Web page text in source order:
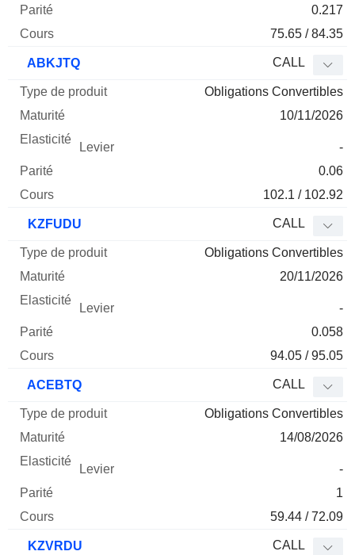
0.217
75.65 / 84.35
ABKJTQ CALL
Obligations Convertibles
10/11/2026
-
0.06
102.1 / 102.92
KZFUDU CALL
Obligations Convertibles
20/11/2026
-
0.058
94.05 / 95.05
ACEBTQ CALL
Obligations Convertibles
14/08/2026
-
1
59.44 / 72.09
KZVRDU CALL